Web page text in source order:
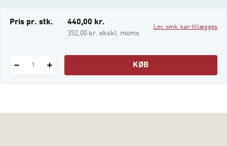
hudsygdom. Hertil komme
Pris pr. stk. 440,00 kr.
352,00 kr. ekskl. moms
Lev. omk. kan tillægges
1 KØB